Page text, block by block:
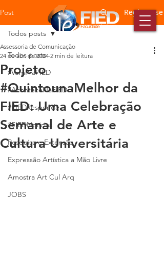
Post Registre-se
Todos posts
#VemPraFIED
#AconteceNaFIED
#FIEDResponde
#FIEDNotícias
Pesquisa e Extensão
Expressão Artística a Mão Livre
Amostra Art Cul Arq
JOBS
Todos posts
Projeto
#QuintounaMelhor da
FIED: Uma Celebração
Semanal de Arte e
Cultura Universitária
Assessoria de Comunicação
24 de abr. de 2024 2 min de leitura